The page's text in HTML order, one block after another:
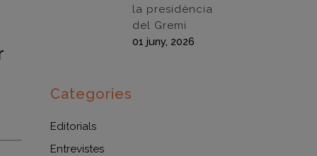
la presidència
del Gremi
01 juny, 2026
Categories
Editorials
Entrevistes